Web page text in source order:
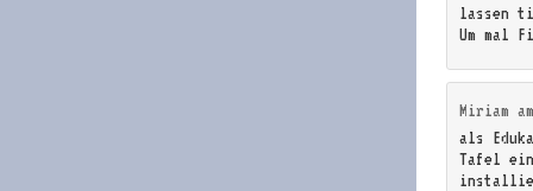
lassen
Um mal
Miriam
als
Tafel